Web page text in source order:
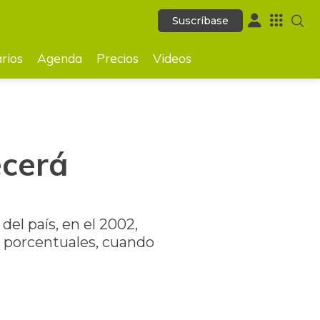
Suscríbase
Suscríbase
Agenda Precios Videos
país, en el 2002,
porcentuales, cuando